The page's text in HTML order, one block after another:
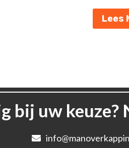
Lees
bij uw keuze?